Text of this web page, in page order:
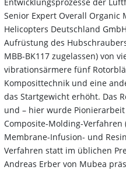
Senior Expert Overall Organic
Helicopters Deutschland
Aufrüstung des
MBB-BK117 zugelassen) von
vibrationsärmere fünf
Komposittechnik und eine
das Startgewicht erhöht. Das
und – hier wurde
Composite-Molding-Verfahren
Membrane-Infusion- und
Verfahren statt im üblichen
Andreas Erber von Mubea